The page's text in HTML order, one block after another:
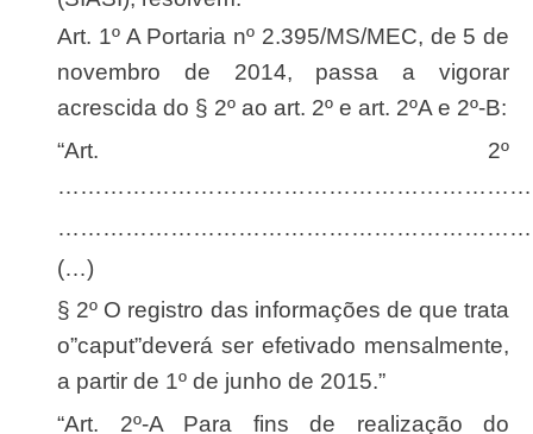
Art. 1º A Portaria nº 2.395/MS/MEC, de 5 de
novembro de 2014, passa a vigorar
acrescida do § 2º ao art. 2º e art. 2ºA e 2º-B:
“Art. 2º
(…)
§ 2º O registro das informações de que trata
o”caput”deverá ser efetivado mensalmente,
a partir de 1º de junho de 2015.”
“Art. 2º-A Para fins de realização do